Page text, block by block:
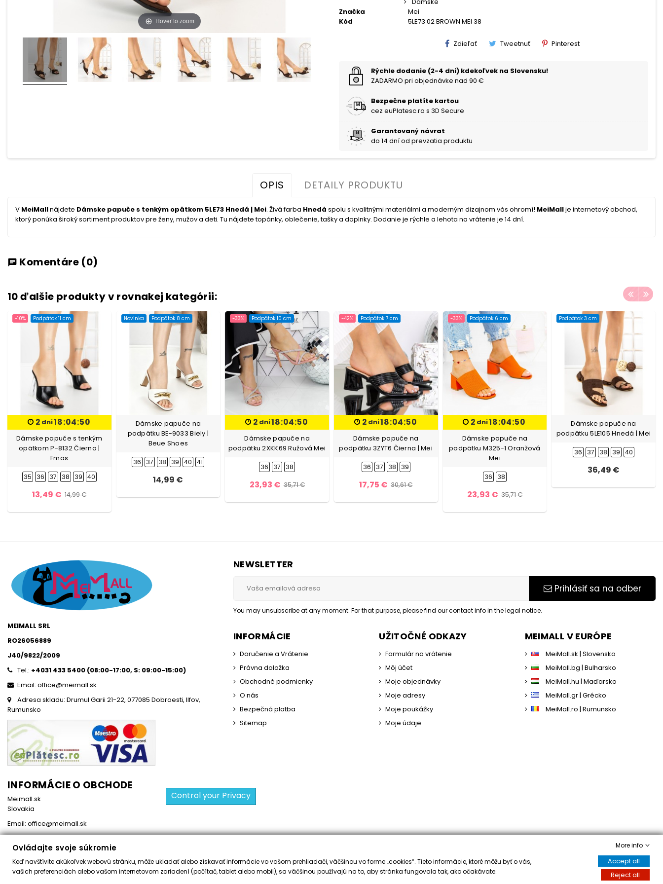
Hover to zoom
Značka
Mei
Kód
5LE73 02 BROWN MEI 38
Zdieľať Tweetnuť Pinterest
Rýchle dodanie (2-4 dni) kdekoľvek na Slovensku!
ZADARMO pri objednávke nad 90 €
Bezpečne platíte kartou
cez euPlatesc.ro s 3D Secure
Garantovaný návrat
do 14 dní od prevzatia produktu
OPIS DETAILY PRODUKTU
V MeiMallnájdete Dámske papuče s tenkým opätkom 5LE73 Hnedá | Mei. Živá farba Hnedá spolu s kvalitnými materiálmi a moderným dizajnom vás ohromí! MeiMallje internetový obchod,
ktorý ponúka široký sortiment produktov pre ženy, mužov a deti. Tu nájdete topánky, oblečenie, tašky a doplnky. Dodanie je rýchle a lehota na vrátenie je 14 dní.
chat Komentáre (0)
10 ďalšie produkty v rovnakej kategórii:
-10% Podpätok 11 cm
2 dni18:04:50
Dámske papuče s tenkým
opätkom P-8132 Čierna |
Emas
35 36 37 38 39 40
13,49 € 14,99 €
Novinka Podpätok 8 cm
Dámske papuče na
podpätku BE-9033 Biely |
Beue Shoes
36 37 38 39 40 41
14,99 €
-33% Podpätok 10 cm
2 dni18:04:50
Dámske papuče na
podpätku 2XKK69 Ružová Mei
36 37 38
23,93 € 35,71 €
-42% Podpätok 7 cm
2 dni18:04:50
Dámske papuče na
podpätku 3ZYT6 Čierna | Mei
36 37 38 39
17,75 € 30,61 €
-33% Podpätok 6 cm
2 dni18:04:50
Dámske papuče na
podpätku M325-1 Oranžová
Mei
36 38
23,93 € 35,71 €
Podpätok 3 cm
Dámske papuče na
podpätku 5LE105 Hnedá | Mei
36 37 38 39 40
36,49 €
MEIMALL SRL
RO26056889
J40/9822/2009
Tel.: +4031 433 5400 (08:00-17:00, S: 09:00-15:00)
Email: office@meimall.sk
Adresa skladu: Drumul Garii 21-22, 077085 Dobroesti, Ilfov,
Rumunsko
NEWSLETTER
Prihlásiť sa na odber
You may unsubscribe at any moment. For that purpose, please find our contact info in the legal notice.
INFORMÁCIE
Doručenie a Vrátenie
Právna doložka
Obchodné podmienky
O nás
Bezpečná platba
Sitemap
UŽITOČNÉ ODKAZY
Formulár na vrátenie
Môj účet
Moje objednávky
Moje adresy
Moje poukážky
Moje údaje
MEIMALL V EURÓPE
MeiMall.sk | Slovensko
MeiMall.bg | Bulharsko
MeiMall.hu | Maďarsko
MeiMall.gr | Grécko
MeiMall.ro | Rumunsko
INFORMÁCIE O OBCHODE
Meimall.sk
Slovakia
Email: office@meimall.sk
Control your Privacy
Všetky práva vyhradené © 2026MeiMall.sk
Ovládajte svoje súkromie
Keď navštívite akúkoľvek webovú stránku, môže ukladať alebo získavať informácie vo vašom prehliadači, väčšinou vo forme „cookies“. Tieto informácie, ktoré môžu byť o vás,
vašich preferenciách alebo vašom internetovom zariadení (počítač, tablet alebo mobil), sa väčšinou používajú na to, aby stránka fungovala tak, ako očakávate.
More info
Accept all
Reject all